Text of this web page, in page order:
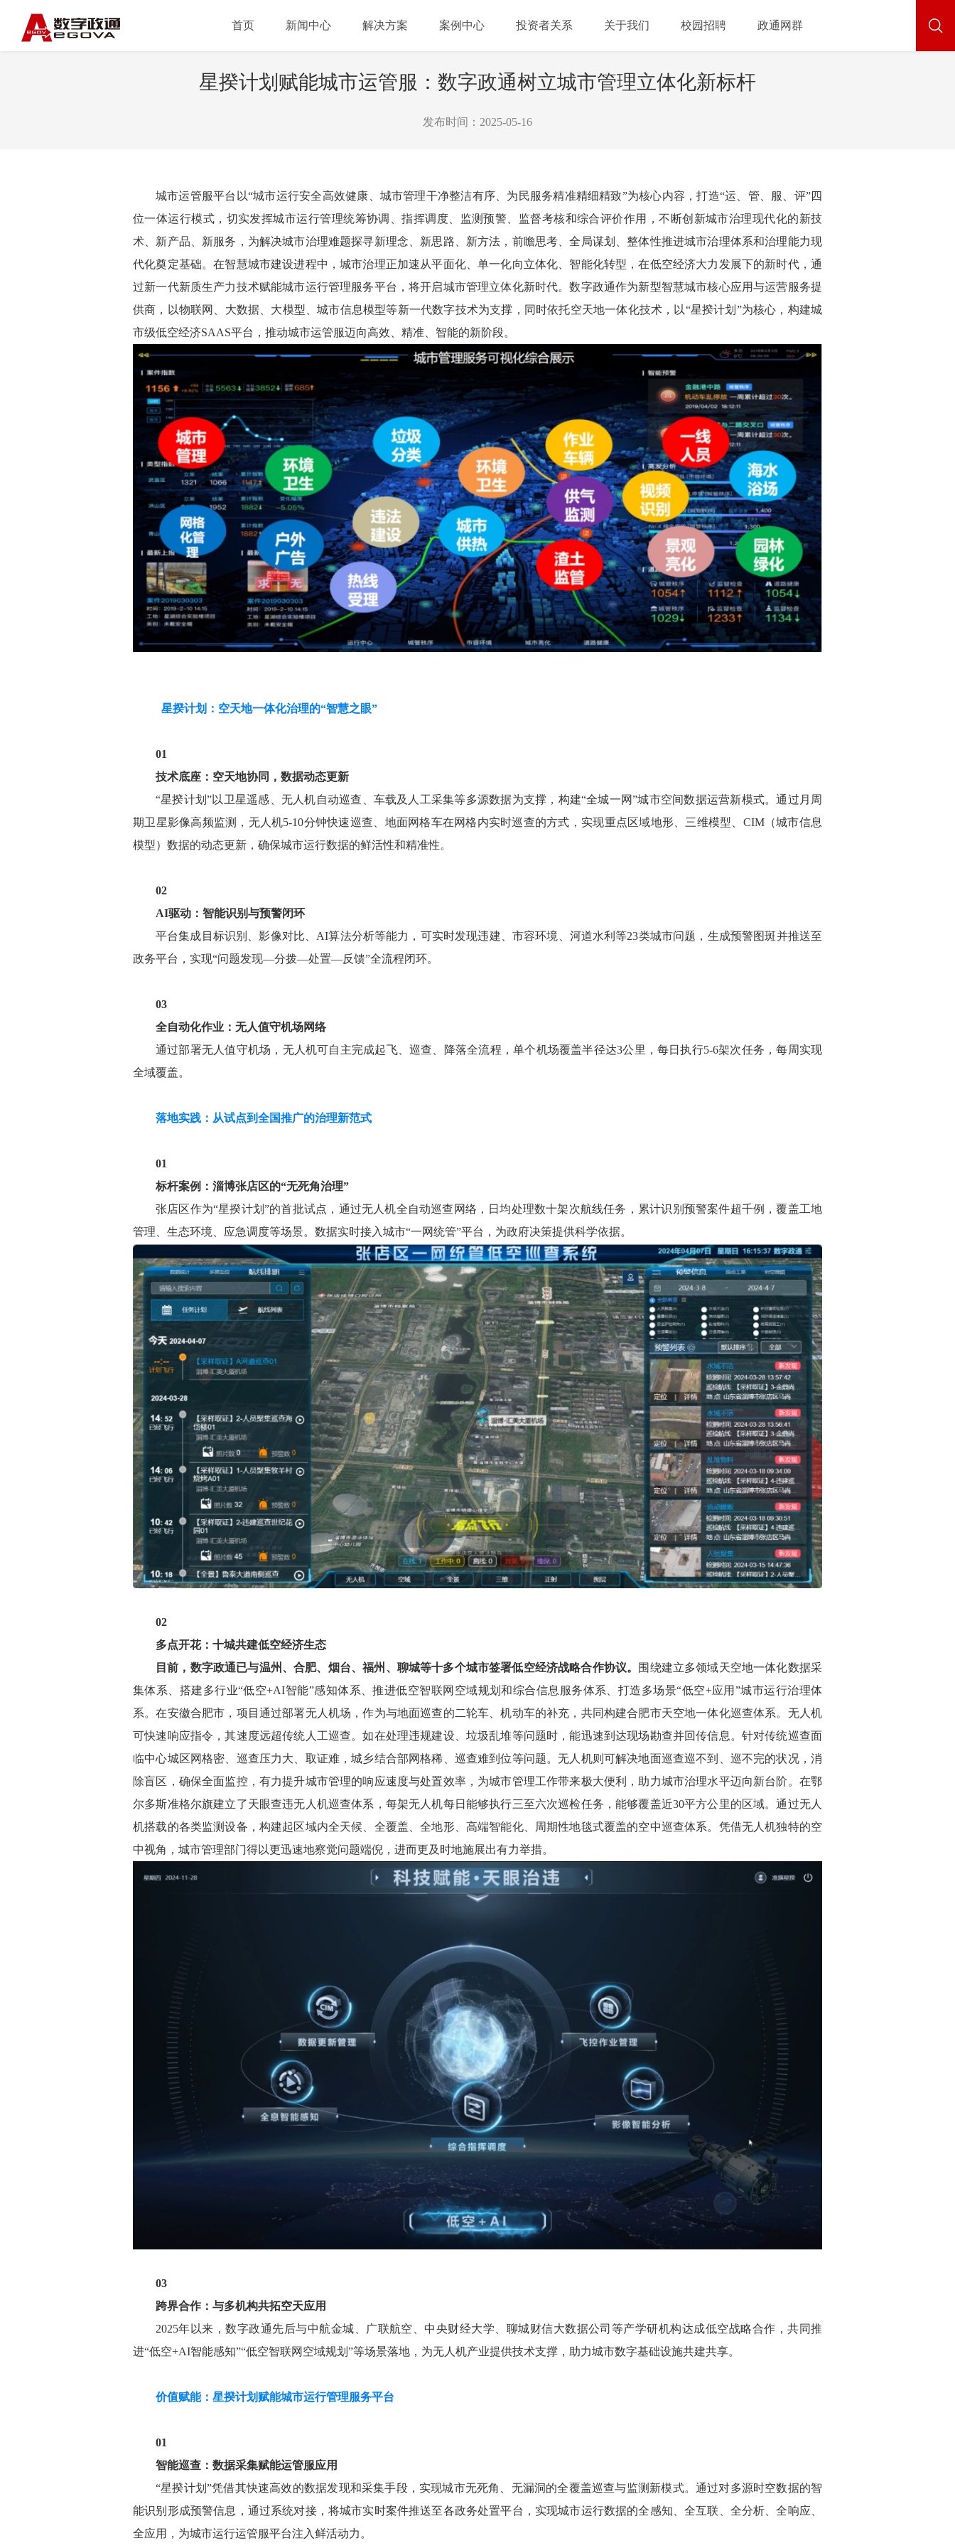
首页 新闻中心 解决方案 案例中心 投资者关系 关于我们 校园招聘 政通网群
星揆计划赋能城市运管服：数字政通树立城市管理立体化新标杆
发布时间：2025-05-16
城市运管服平台以“城市运行安全高效健康、城市管理干净整洁有序、为民服务精准精细精致”为核心内容，打造“运、管、服、评”四
位一体运行模式，切实发挥城市运行管理统筹协调、指挥调度、监测预警、监督考核和综合评价作用，不断创新城市治理现代化的新技
术、新产品、新服务，为解决城市治理难题探寻新理念、新思路、新方法，前瞻思考、全局谋划、整体性推进城市治理体系和治理能力现
代化奠定基础。在智慧城市建设进程中，城市治理正加速从平面化、单一化向立体化、智能化转型，在低空经济大力发展下的新时代，通
过新一代新质生产力技术赋能城市运行管理服务平台，将开启城市管理立体化新时代。数字政通作为新型智慧城市核心应用与运营服务提
供商，以物联网、大数据、大模型、城市信息模型等新一代数字技术为支撑，同时依托空天地一体化技术，以“星揆计划”为核心，构建城
市级低空经济SAAS平台，推动城市运管服迈向高效、精准、智能的新阶段。
星揆计划：空天地一体化治理的“智慧之眼”
01
技术底座：空天地协同，数据动态更新
“星揆计划”以卫星遥感、无人机自动巡查、车载及人工采集等多源数据为支撑，构建“全城一网”城市空间数据运营新模式。通过月周
期卫星影像高频监测，无人机5-10分钟快速巡查、地面网格车在网格内实时巡查的方式，实现重点区域地形、三维模型、CIM（城市信息
模型）数据的动态更新，确保城市运行数据的鲜活性和精准性。
02
AI驱动：智能识别与预警闭环
平台集成目标识别、影像对比、AI算法分析等能力，可实时发现违建、市容环境、河道水利等23类城市问题，生成预警图斑并推送至
政务平台，实现“问题发现—分拨—处置—反馈”全流程闭环。
03
全自动化作业：无人值守机场网络
通过部署无人值守机场，无人机可自主完成起飞、巡查、降落全流程，单个机场覆盖半径达3公里，每日执行5-6架次任务，每周实现
全域覆盖。
落地实践：从试点到全国推广的治理新范式
01
标杆案例：淄博张店区的“无死角治理”
张店区作为“星揆计划”的首批试点，通过无人机全自动巡查网络，日均处理数十架次航线任务，累计识别预警案件超千例，覆盖工地
管理、生态环境、应急调度等场景。数据实时接入城市“一网统管”平台，为政府决策提供科学依据。
02
多点开花：十城共建低空经济生态
目前，数字政通已与温州、合肥、烟台、福州、聊城等十多个城市签署低空经济战略合作协议。 围绕建立多领域天空地一体化数据采
集体系、搭建多行业“低空+AI智能”感知体系、推进低空智联网空域规划和综合信息服务体系、打造多场景“低空+应用”城市运行治理体
系。在安徽合肥市，项目通过部署无人机场，作为与地面巡查的二轮车、机动车的补充，共同构建合肥市天空地一体化巡查体系。无人机
可快速响应指令，其速度远超传统人工巡查。如在处理违规建设、垃圾乱堆等问题时，能迅速到达现场勘查并回传信息。针对传统巡查面
临中心城区网格密、巡查压力大、取证难，城乡结合部网格稀、巡查难到位等问题。无人机则可解决地面巡查巡不到、巡不完的状况，消
除盲区，确保全面监控，有力提升城市管理的响应速度与处置效率，为城市管理工作带来极大便利，助力城市治理水平迈向新台阶。在鄂
尔多斯准格尔旗建立了天眼查违无人机巡查体系，每架无人机每日能够执行三至六次巡检任务，能够覆盖近30平方公里的区域。通过无人
机搭载的各类监测设备，构建起区域内全天候、全覆盖、全地形、高端智能化、周期性地毯式覆盖的空中巡查体系。凭借无人机独特的空
中视角，城市管理部门得以更迅速地察觉问题端倪，进而更及时地施展出有力举措。
03
跨界合作：与多机构共拓空天应用
2025年以来，数字政通先后与中航金城、广联航空、中央财经大学、聊城财信大数据公司等产学研机构达成低空战略合作，共同推
进“低空+AI智能感知”“低空智联网空域规划”等场景落地，为无人机产业提供技术支撑，助力城市数字基础设施共建共享。
价值赋能：星揆计划赋能城市运行管理服务平台
01
智能巡查：数据采集赋能运管服应用
“星揆计划”凭借其快速高效的数据发现和采集手段，实现城市无死角、无漏洞的全覆盖巡查与监测新模式。通过对多源时空数据的智
能识别形成预警信息，通过系统对接，将城市实时案件推送至各政务处置平台，实现城市运行数据的全感知、全互联、全分析、全响应、
全应用，为城市运行运管服平台注入鲜活动力。